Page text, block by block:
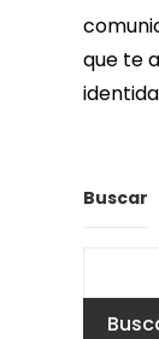
que te
Buscar